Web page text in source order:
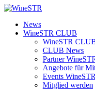
Zum
springen
WineSTR
News
WineSTR CLUB
WineSTR
CLUB News
Partner
Angebote für
Events
Mitglied werden